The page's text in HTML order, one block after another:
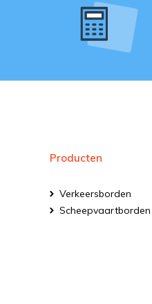
Producten
Verkeersborden
Scheepvaartborden